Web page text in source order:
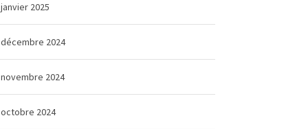
janvier 2025
décembre 2024
novembre 2024
octobre 2024